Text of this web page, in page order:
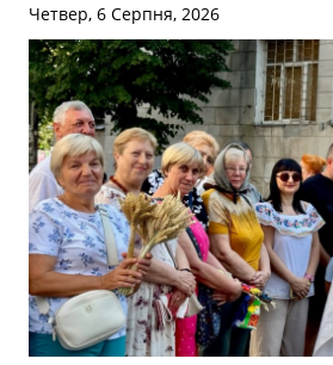
Четвер, 6 Серпня, 2026